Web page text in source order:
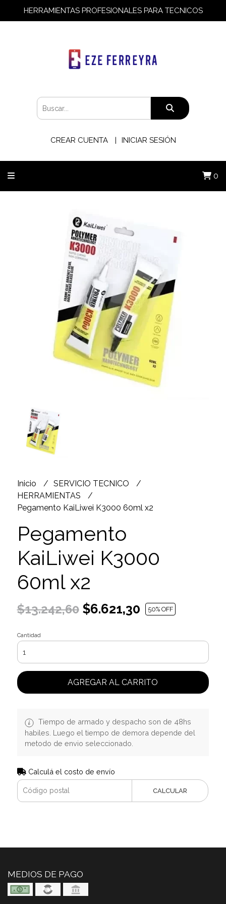
HERRAMIENTAS PROFESIONALES PARA TECNICOS
CREAR CUENTA INICIAR SESIÓN
0
Inicio
SERVICIO TECNICO
HERRAMIENTAS
Pegamento KaiLiwei K3000 60ml x2
Pegamento
KaiLiwei K3000
60ml x2
$13.242,60$6.621,30 50% OFF
Cantidad
AGREGAR AL CARRITO
Tiempo de armado y despacho son de 48hs
habiles. Luego el tiempo de demora depende del
metodo de envio seleccionado.
Calculá el costo de envío
CALCULAR
MEDIOS DE PAGO